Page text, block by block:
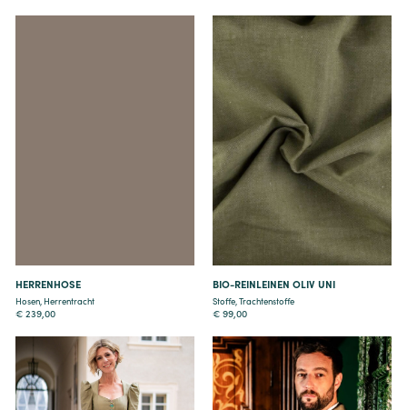
HERRENHOSE
Hosen, Herrentracht
€239,00
Details
BIO-REINLEINEN OLIV UNI
Stoffe Trachtenstoffe
€ 99,00